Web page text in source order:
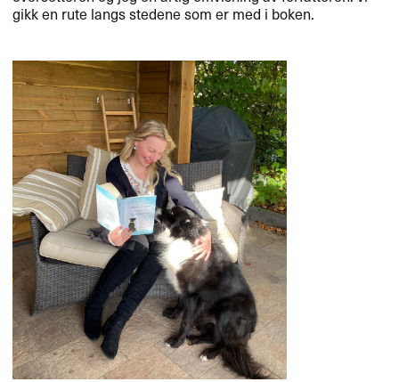
gikk en rute langs stedene som er med i boken.